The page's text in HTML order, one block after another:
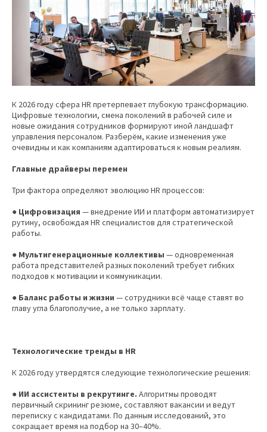
К 2026 году сфера HR претерпевает глубокую трансформацию.
Цифровые технологии, смена поколений в рабочей силе и
новые ожидания сотрудников формируют иной ландшафт
управления персоналом. Разберём, какие изменения уже
очевидны и как компаниям адаптироваться к новым реалиям.
Главные драйверы перемен
Три фактора определяют эволюцию HR процессов:
● Цифровизация — внедрение ИИ и платформ автоматизирует
рутину, освобождая HR специалистов для стратегической
работы.
● Мультигенерационные коллективы — одновременная
работа представителей разных поколений требует гибких
подходов к мотивации и коммуникации.
● Баланс работы и жизни — сотрудники всё чаще ставят во
главу угла благополучие, а не только зарплату.
Технологические тренды в HR
К 2026 году утвердятся следующие технологические решения:
● ИИ ассистенты в рекрутинге. Алгоритмы проводят
первичный скрининг резюме, составляют вакансии и ведут
переписку с кандидатами. По данным исследований, это
сокращает время на подбор на 30–40%.